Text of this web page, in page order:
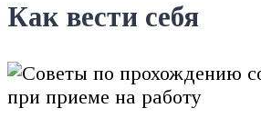
Как вести себя